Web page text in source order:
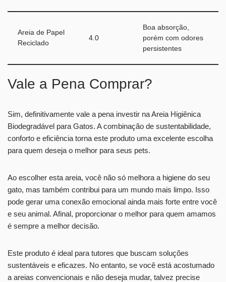
Areia de Papel
Reciclado
4.0
Boa absorção,
porém com odores
persistentes
Vale a Pena Comprar?
Sim, definitivamente vale a pena investir na Areia Higiênica
Biodegradável para Gatos. A combinação de sustentabilidade,
conforto e eficiência torna este produto uma excelente escolha
para quem deseja o melhor para seus pets.
Ao escolher esta areia, você não só melhora a higiene do seu
gato, mas também contribui para um mundo mais limpo. Isso
pode gerar uma conexão emocional ainda mais forte entre você
e seu animal. Afinal, proporcionar o melhor para quem amamos
é sempre a melhor decisão.
Este produto é ideal para tutores que buscam soluções
sustentáveis e eficazes. No entanto, se você está acostumado
a areias convencionais e não deseja mudar, talvez precise